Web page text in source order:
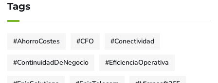
Tags
#AhorroCostes #CFO #Conectividad
#ContinuidadDeNegocio #EficienciaOperativa